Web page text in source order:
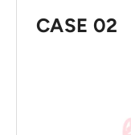
CASE 02